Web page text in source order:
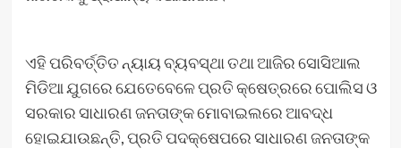
ଏହି ପରିବର୍ତ୍ତିତ ନ୍ୟାୟ ବ୍ୟବସ୍ଥା ତଥା ଆଜିର ସୋସିଆଲ
ମିଡିଆ ଯୁଗରେ ଯେତେବେଳେ ପ୍ରତି କ୍ଷେତ୍ରରେ ପୋଲିସ ଓ
ସରକାର ସାଧାରଣ ଜନତାଙ୍କ ମୋବାଇଲରେ ଆବଦ୍ଧ
ହୋଇଯାଉଛନ୍ତି, ପ୍ରତି ପଦକ୍ଷେପରେ ସାଧାରଣ ଜନତାଙ୍କ